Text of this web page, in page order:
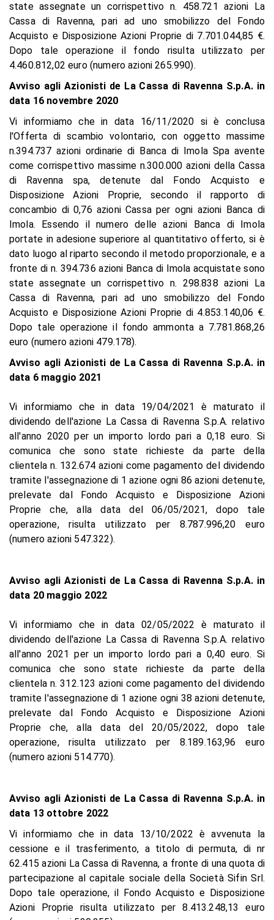
state assegnate un corrispettivo n. 458.721 azioni La
Cassa di Ravenna, pari ad uno smobilizzo del Fondo
Acquisto e Disposizione Azioni Proprie di 7.701.044,85 €.
Dopo tale operazione il fondo risulta utilizzato per
4.460.812,02 euro (numero azioni 265.990).
Avviso agli Azionisti de La Cassa di Ravenna S.p.A. in
data 16 novembre 2020
Vi informiamo che in data 16/11/2020 si è conclusa
l'Offerta di scambio volontario, con oggetto massime
n.394.737 azioni ordinarie di Banca di Imola Spa avente
come corrispettivo massime n.300.000 azioni della Cassa
di Ravenna spa, detenute dal Fondo Acquisto e
Disposizione Azioni Proprie, secondo il rapporto di
concambio di 0,76 azioni Cassa per ogni azioni Banca di
Imola. Essendo il numero delle azioni Banca di Imola
portate in adesione superiore al quantitativo offerto, si è
dato luogo al riparto secondo il metodo proporzionale, e a
fronte di n. 394.736 azioni Banca di Imola acquistate sono
state assegnate un corrispettivo n. 298.838 azioni La
Cassa di Ravenna, pari ad uno smobilizzo del Fondo
Acquisto e Disposizione Azioni Proprie di 4.853.140,06 €.
Dopo tale operazione il fondo ammonta a 7.781.868,26
euro (numero azioni 479.178).
Avviso agli Azionisti de La Cassa di Ravenna S.p.A. in
data 6 maggio 2021
Vi informiamo che in data 19/04/2021 è maturato il
dividendo dell'azione La Cassa di Ravenna S.p.A. relativo
all'anno 2020 per un importo lordo pari a 0,18 euro. Si
comunica che sono state richieste da parte della
clientela n. 132.674 azioni come pagamento del dividendo
tramite l'assegnazione di 1 azione ogni 86 azioni detenute,
prelevate dal Fondo Acquisto e Disposizione Azioni
Proprie che, alla data del 06/05/2021, dopo tale
operazione, risulta utilizzato per 8.787.996,20 euro
(numero azioni 547.322).
Avviso agli Azionisti de La Cassa di Ravenna S.p.A. in
data 20 maggio 2022
Vi informiamo che in data 02/05/2022 è maturato il
dividendo dell'azione La Cassa di Ravenna S.p.A. relativo
all'anno 2021 per un importo lordo pari a 0,40 euro. Si
comunica che sono state richieste da parte della
clientela n. 312.123 azioni come pagamento del dividendo
tramite l'assegnazione di 1 azione ogni 38 azioni detenute,
prelevate dal Fondo Acquisto e Disposizione Azioni
Proprie che, alla data del 20/05/2022, dopo tale
operazione, risulta utilizzato per 8.189.163,96 euro
(numero azioni 514.770).
Avviso agli Azionisti de La Cassa di Ravenna S.p.A. in
data 13 ottobre 2022
Vi informiamo che in data 13/10/2022 è avvenuta la
cessione e il trasferimento, a titolo di permuta, di nr
62.415 azioni La Cassa di Ravenna, a fronte di una quota di
partecipazione al capitale sociale della Società Sifin Srl.
Dopo tale operazione, il Fondo Acquisto e Disposizione
Azioni Proprie risulta utilizzato per 8.413.248,13 euro